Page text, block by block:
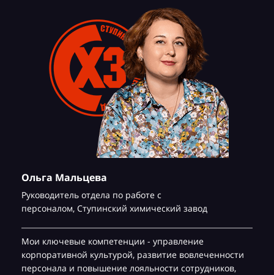
Ольга Мальцева
Руководитель отдела по работе с
персоналом, Ступинский химический завод
Мои ключевые компетенции - управление
корпоративной культурой, развитие вовлеченности
персонала и повышение лояльности сотрудников,